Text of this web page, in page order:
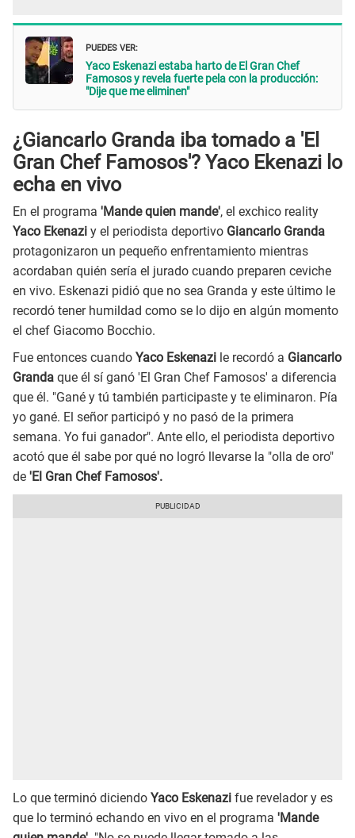
PUEDES VER:
Yaco Eskenazi estaba harto de El Gran Chef
Famosos y revela fuerte pela con la producción:
"Dije que me eliminen"
¿Giancarlo Granda iba tomado a 'El
Gran Chef Famosos'? Yaco Ekenazi lo
echa en vivo
En el programa 'Mande quien mande', el exchico reality
Yaco Ekenazi y el periodista deportivo Giancarlo Granda
protagonizaron un pequeño enfrentamiento mientras
acordaban quién sería el jurado cuando preparen ceviche
en vivo. Eskenazi pidió que no sea Granda y este último le
recordó tener humildad como se lo dijo en algún momento
el chef Giacomo Bocchio.
Fue entonces cuando Yaco Eskenazi le recordó a Giancarlo
Granda que él sí ganó 'El Gran Chef Famosos' a diferencia
que él. "Gané y tú también participaste y te eliminaron. Pía
yo gané. El señor participó y no pasó de la primera
semana. Yo fui ganador". Ante ello, el periodista deportivo
acotó que él sabe por qué no logró llevarse la "olla de oro"
de 'El Gran Chef Famosos'.
Lo que terminó diciendo Yaco Eskenazi fue revelador y es
que lo terminó echando en vivo en el programa 'Mande